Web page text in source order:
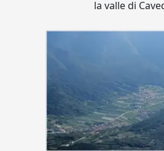
la valle di